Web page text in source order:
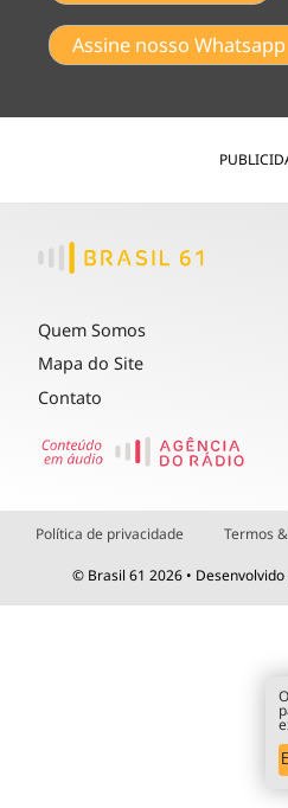
Assine nosso Whatsapp
Quem Somos
Mapa do Site
Contato
Política de privacidade Termos
© Brasil 61 2026 • Desenvolvido